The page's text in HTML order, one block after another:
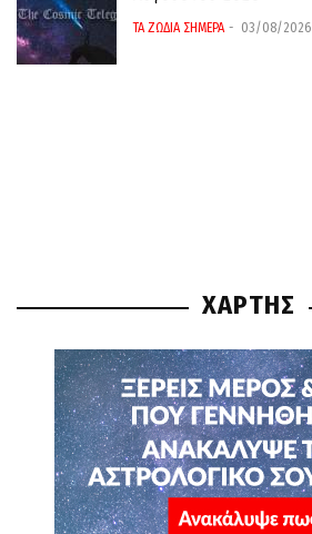
ΤΑ ΖΩΔΙΑ ΣΗΜΕΡΑ 03/08/2026
ΧΑΡΤΗΣ